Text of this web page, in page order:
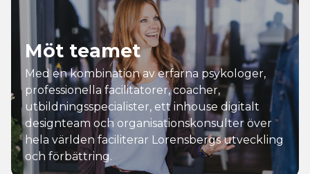
Möt teamet
Med en kombination av erfarna psykologer,
professionella facilitatorer, coacher,
utbildningsspecialister, ett inhouse digitalt
designteam och organisationskonsulter över
hela världen faciliterar Lorensbergs utveckling
och förbättring.